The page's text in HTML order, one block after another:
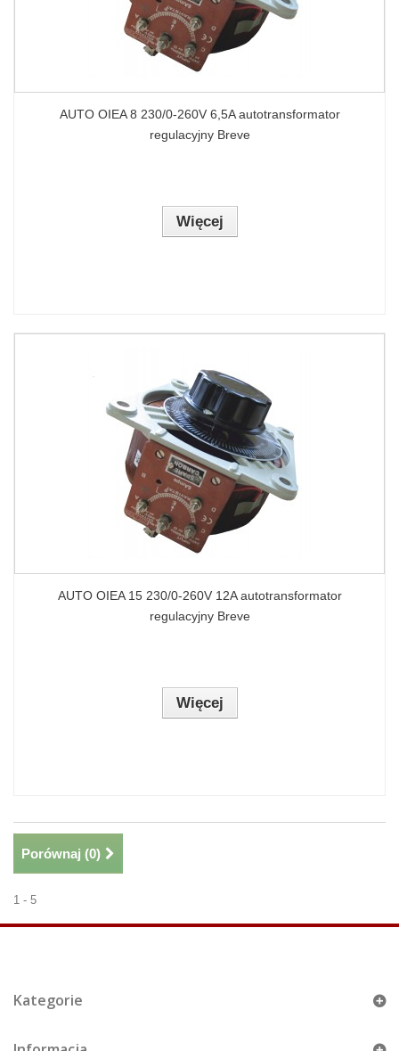
AUTO OIEA 8 230/0-260V 6,5A autotransformator
regulacyjny Breve
Więcej
AUTO OIEA 15 230/0-260V 12A autotransformator
regulacyjny Breve
Więcej
Porównaj (0)
1 - 5
Kategorie